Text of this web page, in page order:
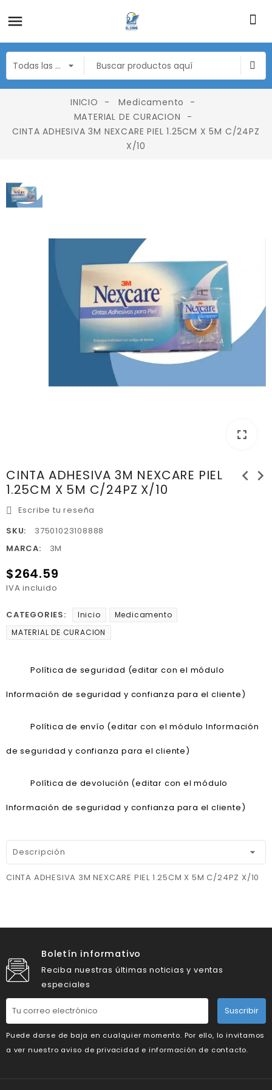
INICIO
Medicamento
MATERIAL DE CURACION
CINTA ADHESIVA 3M NEXCARE PIEL 1.25CM X 5M C/24PZ
X/10
fullscreen
CINTA ADHESIVA 3M NEXCARE PIEL
1.25CM X 5M C/24PZ X/10
chevron_left chevron_right
Escribe tu reseña
SKU:
37501023108888
MARCA:
3M
$264.59
IVA incluido
CATEGORIES: Inicio
Medicamento
MATERIAL DE CURACION
Política de seguridad (editar con el módulo
Información de seguridad y confianza para el cliente)
Política de envío (editar con el módulo Información
de seguridad y confianza para el cliente)
Política de devolución (editar con el módulo
Información de seguridad y confianza para el cliente)
Descripción
CINTA ADHESIVA 3M NEXCARE PIEL 1.25CM X 5M C/24PZ X/10
Boletín informativo
Reciba nuestras últimas noticias y ventas
especiales
Suscribir
Puede darse de baja en cualquier momento. Por ello, lo invitamos
a ver nuestro aviso de privacidad e información de contacto.